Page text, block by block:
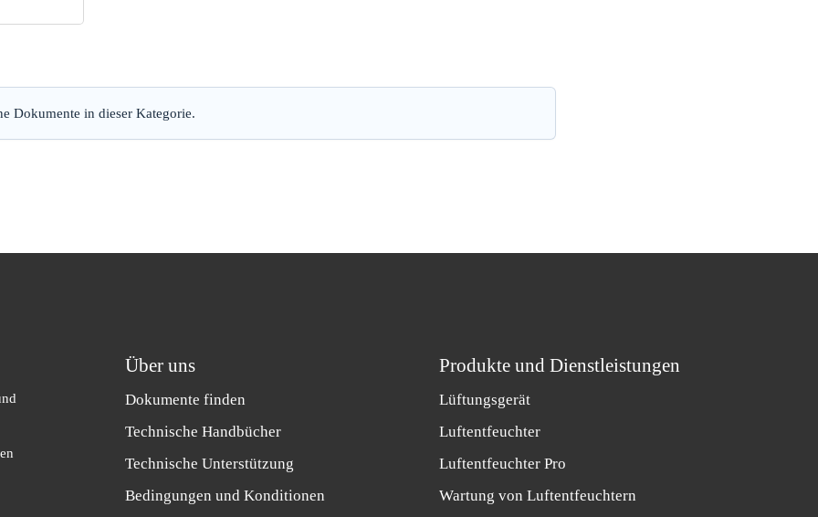
Dokumente in dieser Kategorie.
Über uns
Dokumente finden
Technische Handbücher
Technische Unterstützung
Bedingungen und Konditionen
Produkte und Dienstleistungen
Lüftungsgerät
Luftentfeuchter
Luftentfeuchter Pro
Wartung von Luftentfeuchtern